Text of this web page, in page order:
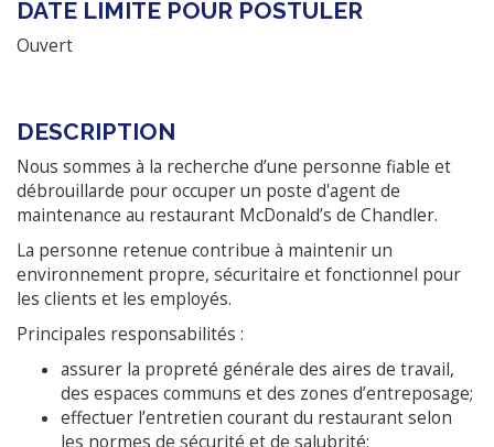
DATE LIMITE POUR POSTULER
Ouvert
DESCRIPTION
Nous sommes à la recherche d’une personne fiable et
débrouillarde pour occuper un poste d'agent de
maintenance au restaurant McDonald’s de Chandler.
La personne retenue contribue à maintenir un
environnement propre, sécuritaire et fonctionnel pour
les clients et les employés.
Principales responsabilités :
assurer la propreté générale des aires de travail,
des espaces communs et des zones d’entreposage;
effectuer l’entretien courant du restaurant selon
les normes de sécurité et de salubrité;